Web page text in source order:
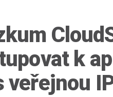
k
veřejnou